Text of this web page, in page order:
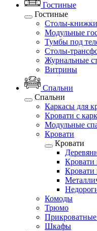
Гостиные
Гостиные
Столы-книжки
Модульные
Тумбы под
Столы-
Журнальные
Витрины
Спальни
Спальни
Каркасы для
Кровати с
Модульные
Кровати
Кровати
Кровати
Комоды
Трюмо
Шкафы